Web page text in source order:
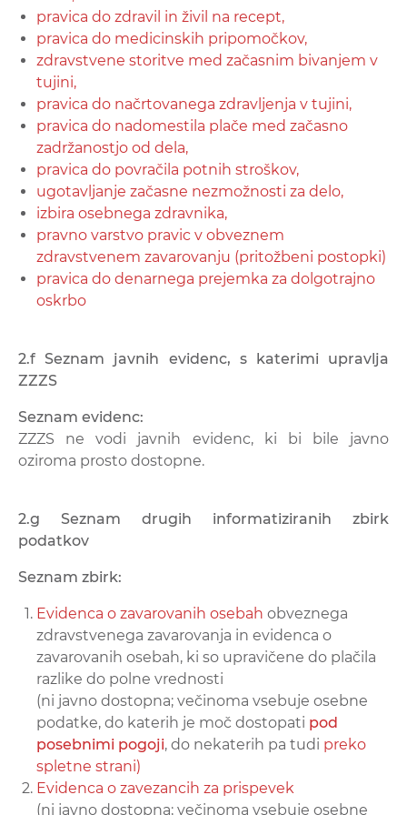
pravica do zdravil in živil na recept,
pravica do medicinskih pripomočkov,
zdravstvene storitve med začasnim bivanjem v
tujini,
pravica do načrtovanega zdravljenja v tujini,
pravica do nadomestila plače med začasno
zadržanostjo od dela,
pravica do povračila potnih stroškov,
ugotavljanje začasne nezmožnosti za delo,
izbira osebnega zdravnika,
pravno varstvo pravic v obveznem
zdravstvenem zavarovanju (pritožbeni postopki)
pravica do denarnega prejemka za dolgotrajno
oskrbo
2.f Seznam javnih evidenc, s katerimi upravlja
ZZZS
Seznam evidenc:
ZZZS ne vodi javnih evidenc, ki bi bile javno
oziroma prosto dostopne.
2.g Seznam drugih informatiziranih zbirk
podatkov
Seznam zbirk:
Evidenca o zavarovanih osebah obveznega
zdravstvenega zavarovanja in evidenca o
zavarovanih osebah, ki so upravičene do plačila
razlike do polne vrednosti
(ni javno dostopna; večinoma vsebuje osebne
podatke, do katerih je moč dostopati pod
posebnimi pogoji, do nekaterih pa tudi preko
spletne strani)
Evidenca o zavezancih za prispevek
(ni javno dostopna; večinoma vsebuje osebne